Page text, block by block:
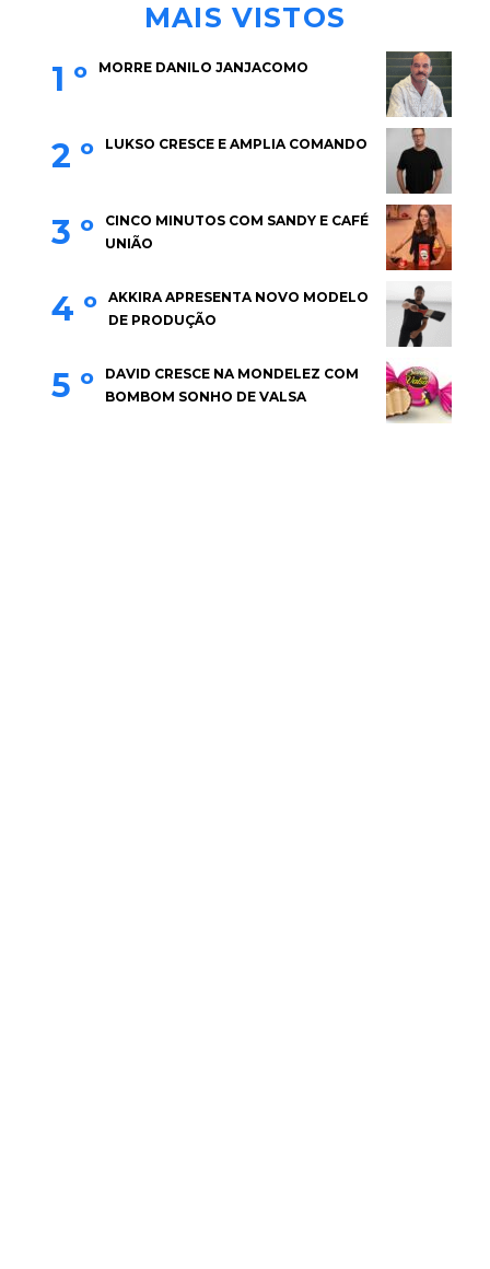
MAIS VISTOS
1 º MORRE DANILO JANJACOMO
2 º LUKSO CRESCE E AMPLIA COMANDO
3 º
CINCO MINUTOS COM SANDY E CAFÉ
UNIÃO
4 º
AKKIRA APRESENTA NOVO MODELO
DE PRODUÇÃO
5 º
DAVID CRESCE NA MONDELEZ COM
BOMBOM SONHO DE VALSA